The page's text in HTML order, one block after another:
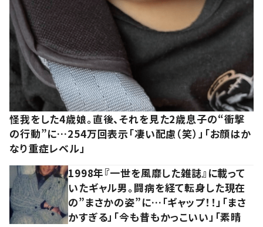
怪我をした4歳娘。直後、それを見た2歳息子の“衝撃
の行動”に…254万回表示「凄い配慮（笑）」「お顔はか
なり重症レベル」
1998年『一世を風靡した雑誌』に載って
いたギャル男。闘病を経て転身した現在
の”まさかの姿”に…「ギャップ！！」「まさ
かすぎる」「今も昔もかっこいい」「素晴